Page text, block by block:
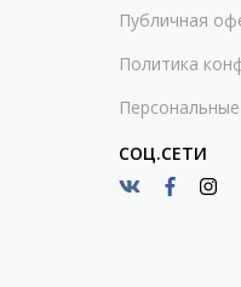
Публичная
Политика
СОЦ.СЕТИ